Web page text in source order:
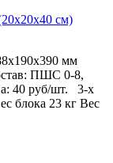
см)
мм
ПШС 0-8,
40 руб/шт. 3-х
блока 23 кг Вес